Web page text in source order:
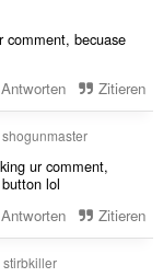
comment, becuase
Antworten Zitieren
shogunmaster
ur comment,
lol
Antworten Zitieren
stirbkiller